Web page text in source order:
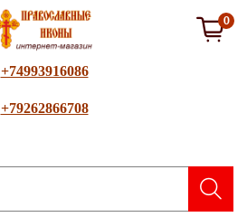
0
+74993916086
+79262866708